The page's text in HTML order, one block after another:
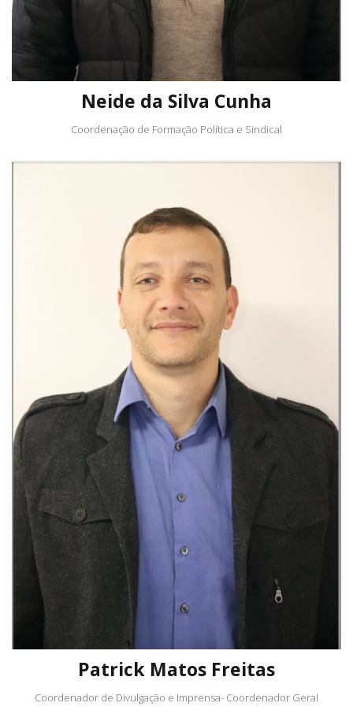
Neide da Silva Cunha
Coordenação de Formação Política e Sindical
Patrick Matos Freitas
Coordenador de Divulgação e Imprensa- Coordenador Geral